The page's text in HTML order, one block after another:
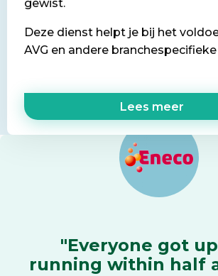
gewist.
Deze dienst helpt je bij het
AVG en andere
Lees meer
"Everyone got
running within half